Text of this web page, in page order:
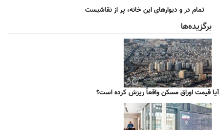
تمام در و دیوارهای این خانه، پر از نقاشیست
برگزیده‌ها
آیا قیمت اوراق مسکن واقعاً ریزش کرده است؟